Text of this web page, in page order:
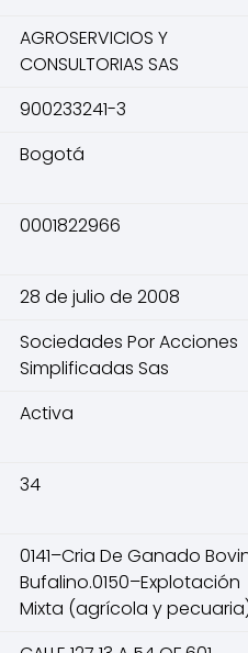
AGROSERVICIOS Y
CONSULTORIAS SAS
900233241-3
Bogotá
0001822966
28 de julio de 2008
Sociedades Por Acciones
Simplificadas Sas
Activa
34
0141–Cria De Ganado
Bufalino.0150–Explotación
Mixta (agrícola y